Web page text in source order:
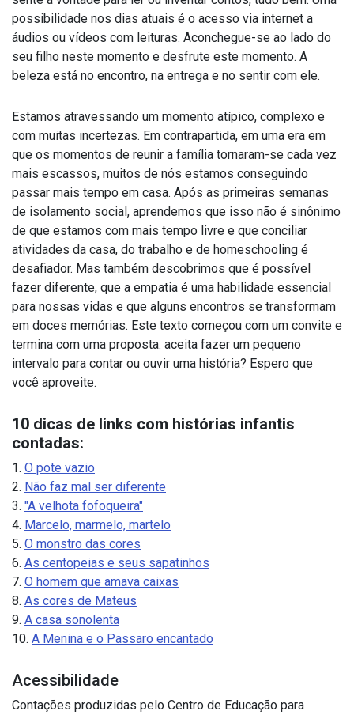
possibilidade nos dias atuais é o acesso via internet a
áudios ou vídeos com leituras. Aconchegue-se ao lado do
seu filho neste momento e desfrute este momento. A
beleza está no encontro, na entrega e no sentir com ele.
Estamos atravessando um momento atípico, complexo e
com muitas incertezas. Em contrapartida, em uma era em
que os momentos de reunir a família tornaram-se cada vez
mais escassos, muitos de nós estamos conseguindo
passar mais tempo em casa. Após as primeiras semanas
de isolamento social, aprendemos que isso não é sinônimo
de que estamos com mais tempo livre e que conciliar
atividades da casa, do trabalho e de homeschooling é
desafiador. Mas também descobrimos que é possível
fazer diferente, que a empatia é uma habilidade essencial
para nossas vidas e que alguns encontros se transformam
em doces memórias. Este texto começou com um convite e
termina com uma proposta: aceita fazer um pequeno
intervalo para contar ou ouvir uma história? Espero que
você aproveite.
10 dicas de links com histórias infantis
contadas:
1. O pote vazio
2. Não faz mal ser diferente
3. "A velhota fofoqueira"
4. Marcelo, marmelo, martelo
5. O monstro das cores
6. As centopeias e seus sapatinhos
7. O homem que amava caixas
8. As cores de Mateus
9. A casa sonolenta
10. A Menina e o Passaro encantado
Acessibilidade
Contações produzidas pelo Centro de Educação para